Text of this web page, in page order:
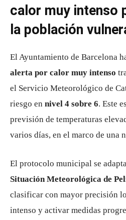
calor muy intenso
la población
El Ayuntamiento de Barcelona
alerta por calor muy intenso
el Servicio Meteorológico de
riesgo en nivel 4 sobre 6. Este
previsión de temperaturas
varios días, en el marco de una
El protocolo municipal se
Situación Meteorológica de
clasificar con mayor precisión
intenso y activar medidas